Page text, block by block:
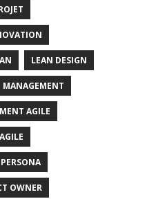
LEAN DESIGN
MANAGEMENT
AGILE
PERSONA
OWNER